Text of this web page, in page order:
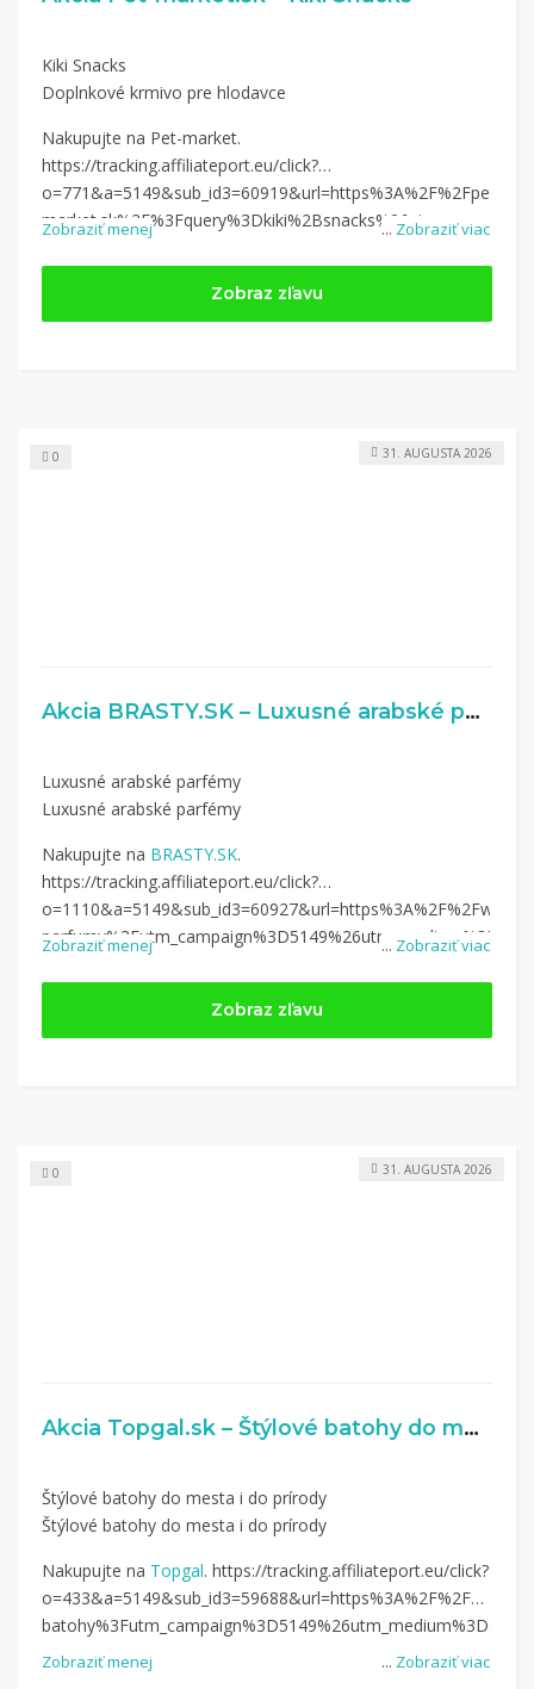
... Zobraziť viac
Kiki Snacks
Doplnkové krmivo pre hlodavce
Nakupujte na Pet-market.
https://tracking.affiliateport.eu/click?
o=771&a=5149&sub_id3=60919&url=https%3A%2F%2Fpet-
Zobraziť menej
Zobraz zľavu
0
Akcia BRASTY.SK – Luxusné arabské parfémy
... Zobraziť viac
Luxusné arabské parfémy
Luxusné arabské parfémy
Nakupujte na BRASTY.SK.
https://tracking.affiliateport.eu/click?
o=1110&a=5149&sub_id3=60927&url=https%3A%2F%2Fwww.
Zobraziť menej
31. AUGUSTA 2026
Zobraz zľavu
0
Akcia Topgal.sk – Štýlové batohy do mesta i do prírody
... Zobraziť viac
Štýlové batohy do mesta i do prírody
Štýlové batohy do mesta i do prírody
Nakupujte na Topgal. https://tracking.affiliateport.eu/click?
o=433&a=5149&sub_id3=59688&url=https%3A%2F%2Fwww.
Zobraziť menej
31. AUGUSTA 2026